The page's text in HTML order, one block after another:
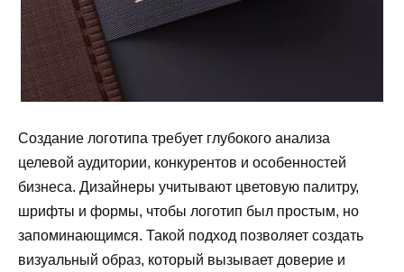
Создание логотипа требует глубокого анализа
целевой аудитории, конкурентов и особенностей
бизнеса. Дизайнеры учитывают цветовую палитру,
шрифты и формы, чтобы логотип был простым, но
запоминающимся. Такой подход позволяет создать
визуальный образ, который вызывает доверие и